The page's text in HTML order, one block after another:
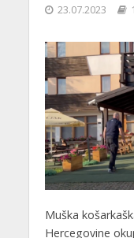
23.07.2023
Muška
Hercegovine